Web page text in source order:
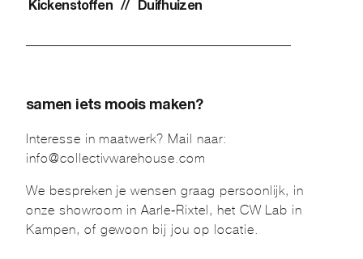
Kickenstoffen // Duifhuizen
samen iets moois maken?
Interesse in maatwerk? Mail naar:
info@collectivwarehouse.com
We bespreken je wensen graag persoonlijk, in
onze showroom in Aarle-Rixtel, het CW Lab in
Kampen, of gewoon bij jou op locatie.